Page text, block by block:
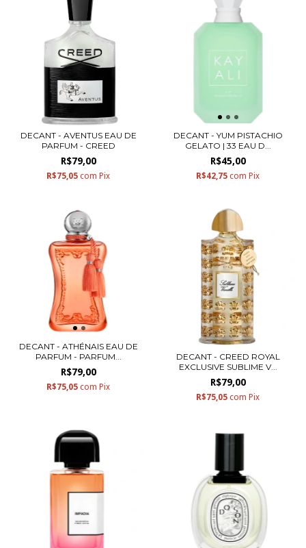
DECANT - AVENTUS EAU DE
PARFUM - CREED
R$79,00
R$75,05 com Pix
DECANT - YUM PISTACHIO
GELATO | 33 EAU D...
R$45,00
R$42,75 com Pix
DECANT - ATHÉNAIS EAU DE
PARFUM - PARFUM...
R$79,00
R$75,05 com Pix
DECANT - CREED ROYAL
EXCLUSIVE SUBLIME V...
R$79,00
R$75,05 com Pix